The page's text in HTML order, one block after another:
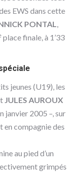
EWS dans cette
PONTAL,
place finale, à 1’33
jeunes (U19), les
JULES AUROUX
janvier 2005 –, sur
en compagnie des
au pied d’un
grimpés